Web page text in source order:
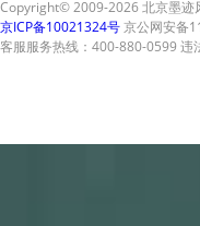
Copyright© 2009-2026 北京墨迹
京ICP备10021324号京公网安备
客服服务热线：400-880-0599